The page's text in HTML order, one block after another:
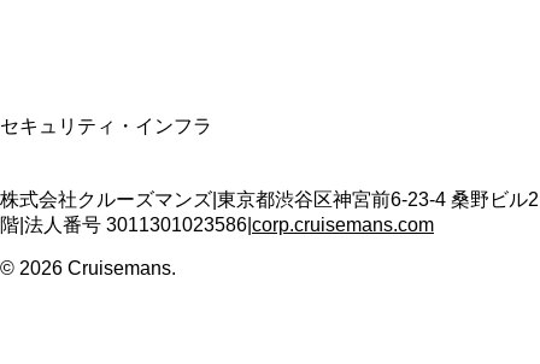
セキュリティ・インフラ
株式会社クルーズマンズ 東京都渋谷区神宮前6-23-4 桑野ビル2
階 法人番号 3011301023586 corp.cruisemans.com
© 2026 Cruisemans.